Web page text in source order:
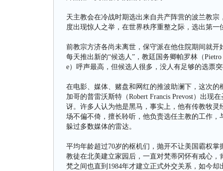
天主教会在冷战时期选出来自共产阵营的波兰教
度出现惊人之举，在世界秩序重整之际，选出第
前教宗方济各尚未离世，保守派在他住院期间就开
每天推出新的“候选人”，教廷国务卿帕罗林（
e）呼声最高，但候选人很多，没人有足够的选票
在电影、媒体、赌盘和网红的推波助澜下，这次
加哥的普雷沃斯特（Robert Francis Prevost）出现
讶。许多人认为他是黑马，事实上，他有传教牧
场不偏不倚，擅长聆听，他负责选任主教的工作
躲过多数媒体的雷达。
平均年龄超过70岁的枢机们，抛开不让美国霸权
教徒在北美建立家园后，一直对梵蒂冈怀有戒心
梵之间也直到1984年才建立正式外交关系，如今